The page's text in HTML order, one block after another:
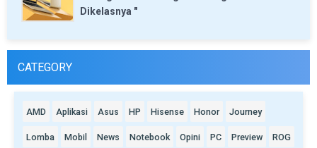
Dikelasnya "
CATEGORY
AMD Aplikasi Asus HP Hisense Honor Journey
Lomba Mobil News Notebook Opini PC Preview ROG